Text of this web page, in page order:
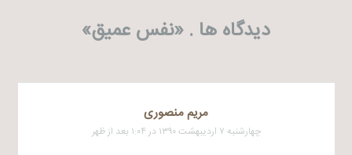
دیدگاه ها . «نفس عمیق»
مریم منصوری
چهارشنبه ۷ اردیبهشت ۱۳۹۰ در ۱:۰۴ بعد از ظهر